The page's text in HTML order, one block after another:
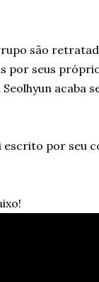
são
por seus
acaba
por seu